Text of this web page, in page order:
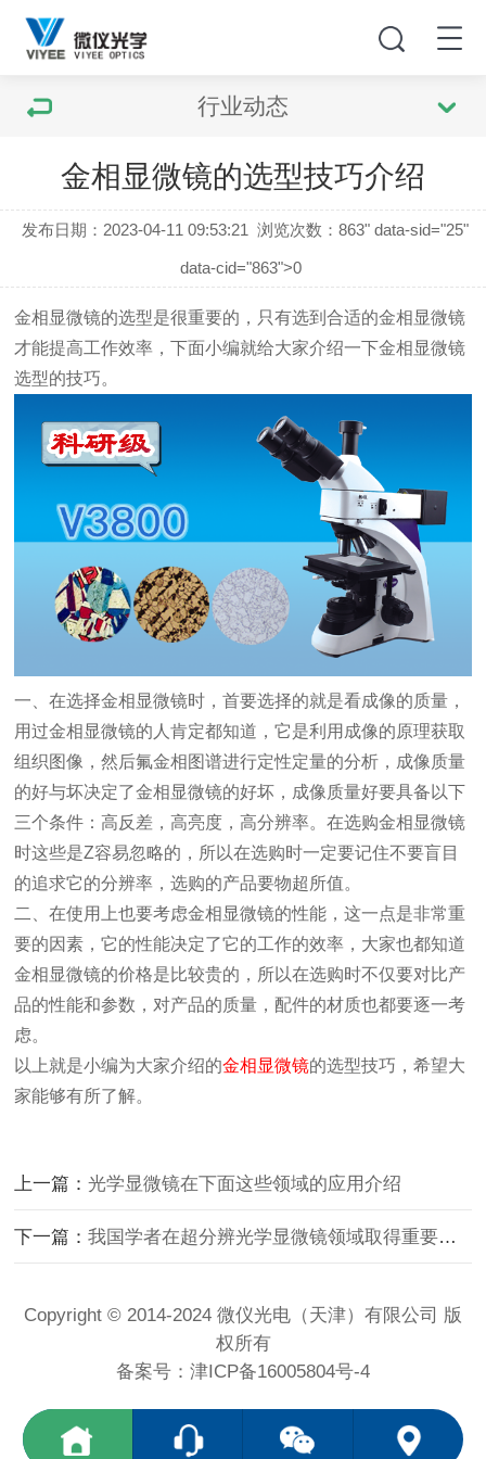
行业动态
金相显微镜的选型技巧介绍
发布日期：2023-04-11 09:53:21 浏览次数：863" data-sid="25"
data-cid="863">0
金相显微镜的选型是很重要的，只有选到合适的金相显微镜
才能提高工作效率，下面小编就给大家介绍一下金相显微镜
选型的技巧。
一、在选择金相显微镜时，首要选择的就是看成像的质量，
用过金相显微镜的人肯定都知道，它是利用成像的原理获取
组织图像，然后氟金相图谱进行定性定量的分析，成像质量
的好与坏决定了金相显微镜的好坏，成像质量好要具备以下
三个条件：高反差，高亮度，高分辨率。在选购金相显微镜
时这些是Z容易忽略的，所以在选购时一定要记住不要盲目
的追求它的分辨率，选购的产品要物超所值。
二、在使用上也要考虑金相显微镜的性能，这一点是非常重
要的因素，它的性能决定了它的工作的效率，大家也都知道
金相显微镜的价格是比较贵的，所以在选购时不仅要对比产
品的性能和参数，对产品的质量，配件的材质也都要逐一考
虑。
以上就是小编为大家介绍的金相显微镜的选型技巧，希望大
家能够有所了解。
上一篇：光学显微镜在下面这些领域的应用介绍
下一篇：我国学者在超分辨光学显微镜领域取得重要进展
Copyright © 2014-2024 微仪光电（天津）有限公司 版
权所有
备案号： 津ICP备16005804号-4